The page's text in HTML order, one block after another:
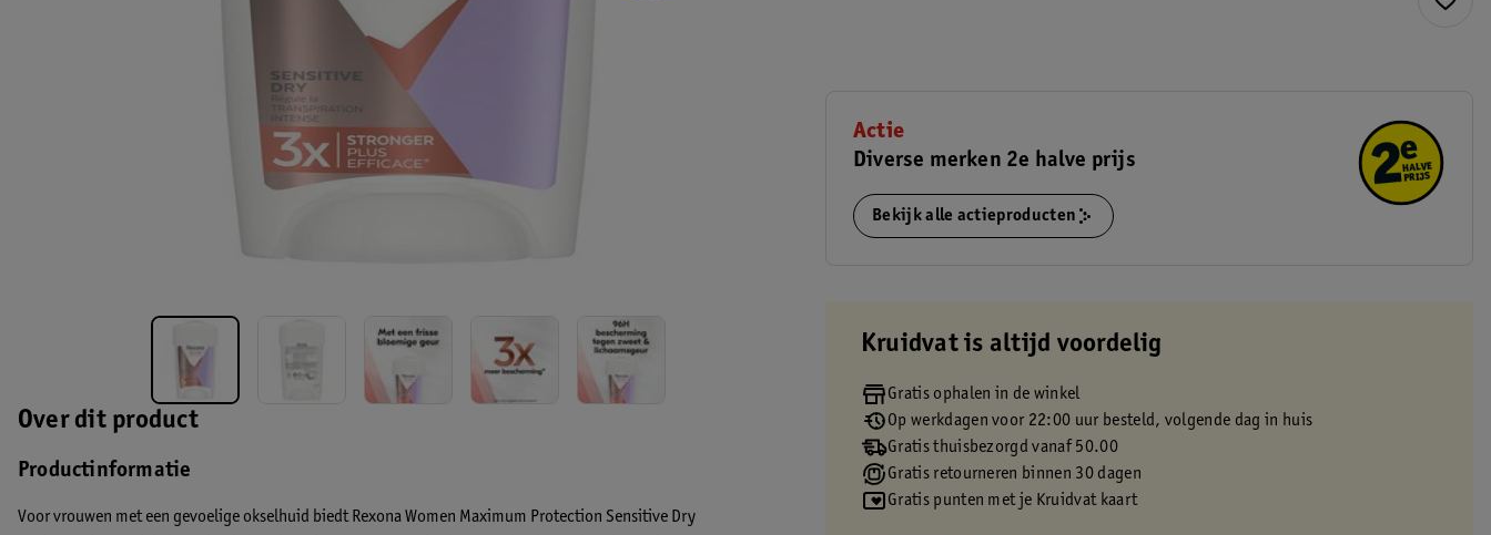
Over dit product
Productinformatie
Voor vrouwen met een gevoelige okselhuid biedt Rexona Women Maximum Protection Sensitive Dry
Actie
Diverse merken 2e halve prijs
Bekijk alle actieproducten
Kruidvat is altijd voordelig
Gratis ophalen in de winkel
Op werkdagen voor 22:00 uur besteld, volgende dag in huis
Gratis thuisbezorgd vanaf 50.00
Gratis retourneren binnen 30 dagen
Gratis punten met je Kruidvat kaart